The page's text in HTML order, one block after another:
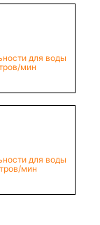
для воды
мин
для воды
мин